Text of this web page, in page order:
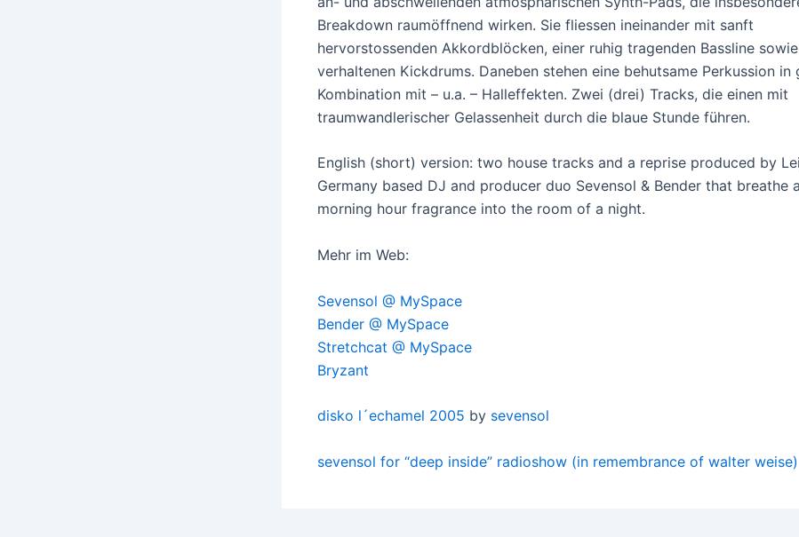
Breakdown raumöffnend wirken. Sie fliessen ineinander mit sanft
hervorstossenden Akkordblöcken, einer ruhig tragenden Bassline sowie
verhaltenen Kickdrums. Daneben stehen eine behutsame Perkussion in
Kombination mit – u.a. – Halleffekten. Zwei (drei) Tracks, die einen mit
traumwandlerischer Gelassenheit durch die blaue Stunde führen.
English (short) version: two house tracks and a reprise produced by
Germany based DJ and producer duo Sevensol & Bender that breathe
morning hour fragrance into the room of a night.
Mehr im Web:
Sevensol @ MySpace
Bender @ MySpace
Stretchcat @ MySpace
Bryzant
disko l´echamel 2005 by sevensol
sevensol for “deep inside” radioshow (in remembrance of walter weise)